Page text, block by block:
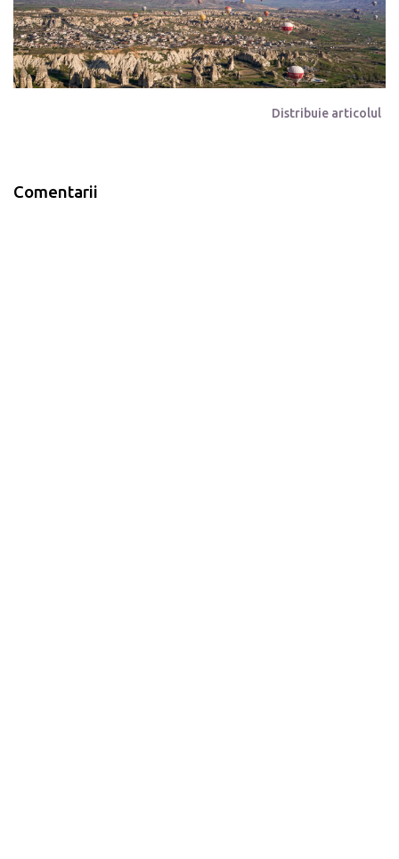
Distribuie articolul
Comentarii